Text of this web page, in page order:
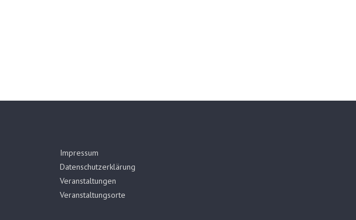
Impressum
Datenschutzerklärung
Veranstaltungen
Veranstaltungsorte